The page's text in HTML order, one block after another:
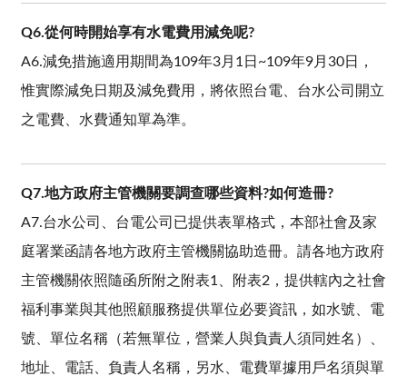
Q6.從何時開始享有水電費用減免呢?
A6.減免措施適用期間為109年3月1日~109年9月30日，
惟實際減免日期及減免費用，將依照台電、台水公司開立
之電費、水費通知單為準。
Q7.地方政府主管機關要調查哪些資料?如何造冊?
A7.台水公司、台電公司已提供表單格式，本部社會及家
庭署業函請各地方政府主管機關協助造冊。請各地方政府
主管機關依照隨函所附之附表1、附表2，提供轄內之社會
福利事業與其他照顧服務提供單位必要資訊，如水號、電
號、單位名稱（若無單位，營業人與負責人須同姓名）、
地址、電話、負責人名稱，另水、電費單據用戶名須與單